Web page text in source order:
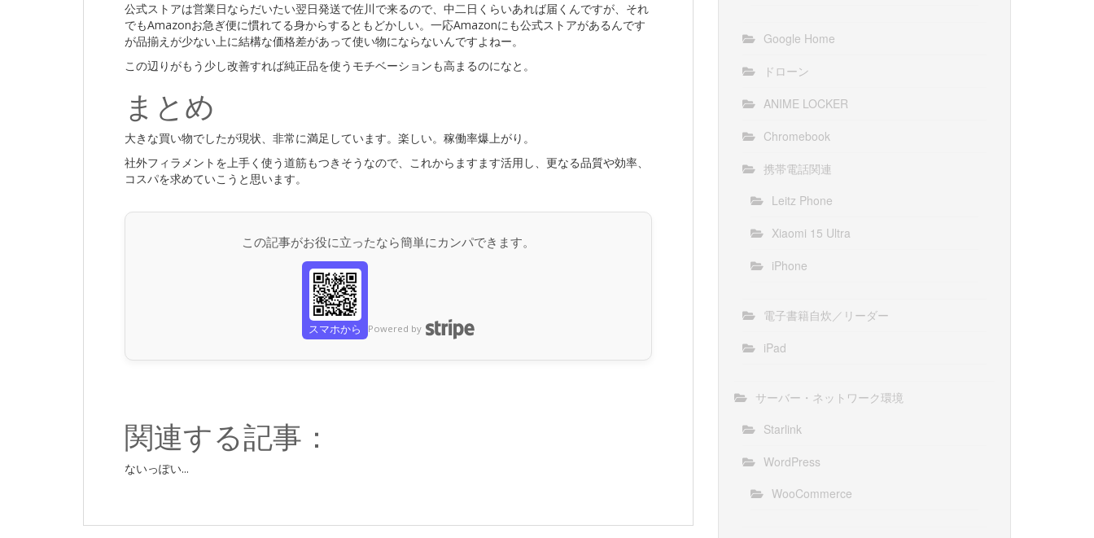
公式ストアは営業日ならだいたい翌日発送で佐川で来るので、中二日くらいあれば届くんですが、それ
でもAmazonお急ぎ便に慣れてる身からするともどかしい。一応Amazonにも公式ストアがあるんです
が品揃えが少ない上に結構な価格差があって使い物にならないんですよねー。
この辺りがもう少し改善すれば純正品を使うモチベーションも高まるのになと。
まとめ
大きな買い物でしたが現状、非常に満足しています。楽しい。稼働率爆上がり。
社外フィラメントを上手く使う道筋もつきそうなので、これからますます活用し、更なる品質や効率、
コスパを求めていこうと思います。
この記事がお役に立ったなら簡単にカンパできます。
スマホから Powered by
関連する記事：
ないっぽい...
Google Home
ドローン
ANIME LOCKER
Chromebook
携帯電話関連
Leitz Phone
Xiaomi 15 Ultra
iPhone
電子書籍自炊／リーダー
iPad
サーバー・ネットワーク環境
Starlink
WordPress
WooCommerce